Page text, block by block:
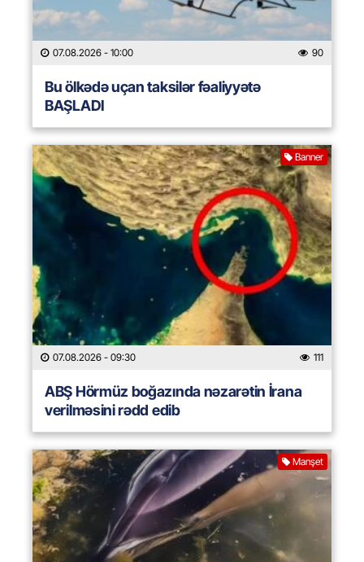
07.08.2026 - 10:00 90
Bu ölkədə uçan taksilər fəaliyyətə
BAŞLADI
Banner
07.08.2026 - 09:30 111
ABŞ Hörmüz boğazında nəzarətin İrana
verilməsini rədd edib
Manşet